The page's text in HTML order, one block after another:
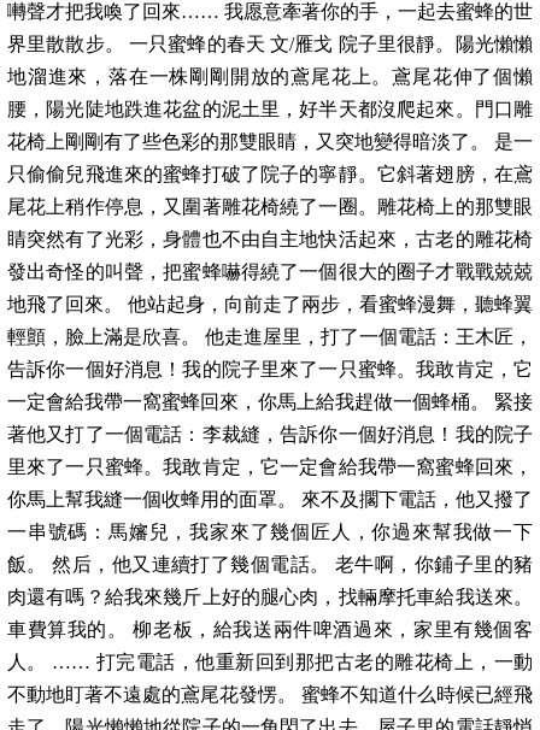
囀聲才把我喚了回來…… 我愿意牽著你的手，一起去蜜蜂的世
界里散散步。 一只蜜蜂的春天 文/雁戈 院子里很靜。陽光懶懶
地溜進來，落在一株剛剛開放的鳶尾花上。鳶尾花伸了個懶
腰，陽光陡地跌進花盆的泥土里，好半天都沒爬起來。門口雕
花椅上剛剛有了些色彩的那雙眼睛，又突地變得暗淡了。 是一
只偷偷兒飛進來的蜜蜂打破了院子的寧靜。它斜著翅膀，在鳶
尾花上稍作停息，又圍著雕花椅繞了一圈。雕花椅上的那雙眼
睛突然有了光彩，身體也不由自主地快活起來，古老的雕花椅
發出奇怪的叫聲，把蜜蜂嚇得繞了一個很大的圈子才戰戰兢兢
地飛了回來。 他站起身，向前走了兩步，看蜜蜂漫舞，聽蜂翼
輕顫，臉上滿是欣喜。 他走進屋里，打了一個電話：王木匠，
告訴你一個好消息！我的院子里來了一只蜜蜂。我敢肯定，它
一定會給我帶一窩蜜蜂回來，你馬上給我趕做一個蜂桶。 緊接
著他又打了一個電話：李裁縫，告訴你一個好消息！我的院子
里來了一只蜜蜂。我敢肯定，它一定會給我帶一窩蜜蜂回來，
你馬上幫我縫一個收蜂用的面罩。 來不及擱下電話，他又撥了
一串號碼：馬嬸兒，我家來了幾個匠人，你過來幫我做一下
飯。 然后，他又連續打了幾個電話。 老牛啊，你鋪子里的豬
肉還有嗎？給我來幾斤上好的腿心肉，找輛摩托車給我送來。
車費算我的。 柳老板，給我送兩件啤酒過來，家里有幾個客
人。 …… 打完電話，他重新回到那把古老的雕花椅上，一動
不動地盯著不遠處的鳶尾花發愣。 蜜蜂不知道什么時候已經飛